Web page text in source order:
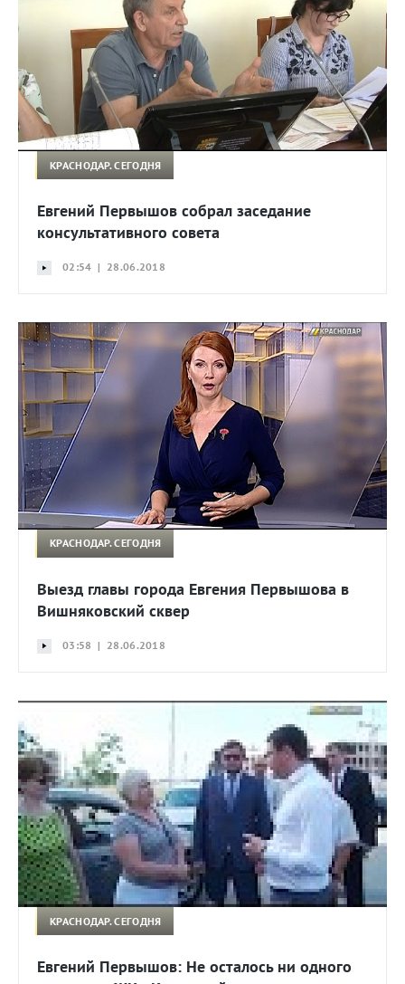
КРАСНОДАР. СЕГОДНЯ
Евгений Первышов собрал заседание
консультативного совета
02:54 | 28.06.2018
КРАСНОДАР. СЕГОДНЯ
Выезд главы города Евгения Первышова в
Вишняковский сквер
03:58 | 28.06.2018
КРАСНОДАР. СЕГОДНЯ
Евгений Первышов: Не осталось ни одного